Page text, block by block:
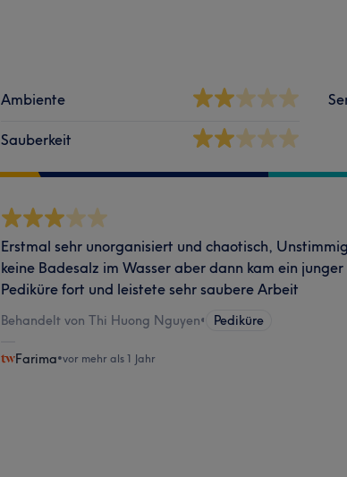
Ambiente
Sauberkeit
Erstmal sehr unorganisiert und chaotisch,
keine Badesalz im Wasser aber dann kam ein
Pediküre fort und leistete sehr saubere Arbeit
Behandelt von Thi Huong Nguyen• Pediküre
Farima•vor mehr als 1 Jahr